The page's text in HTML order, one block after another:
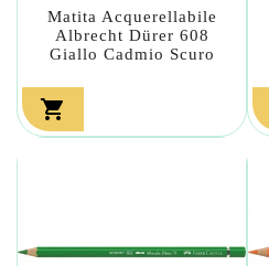
Matita Acquerellabile
Albrecht Dürer 608
Giallo Cadmio Scuro
